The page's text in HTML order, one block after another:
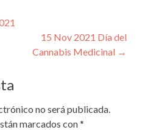
15 Nov 2021 Día del
Cannabis Medicinal →
no será publicada.
marcados con*